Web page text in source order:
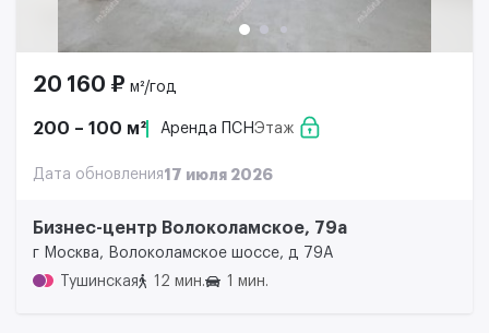
20 160 ₽ м²/год
200 – 100 м² Аренда ПСНЭтаж
Дата обновления17 июля 2026
Бизнес-центр Волоколамское, 79а
г Москва, Волоколамское шоссе, д 79А
Тушинская
12 мин. 1 мин.